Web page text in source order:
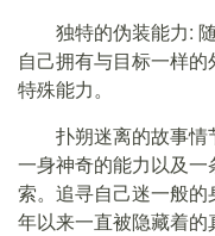
独特的伪装能力:
自己拥有与目标一样
特殊能力。
扑朔迷离的故事
一身神奇的能力以及
索。追寻自己迷一般
年以来一直被隐藏着的